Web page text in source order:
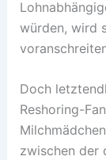
würden, wird
Doch
Reshoring-
zwischen der